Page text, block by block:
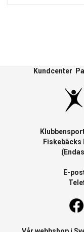
Kundcenter
Klubbensport
Fiskebäcks
E-